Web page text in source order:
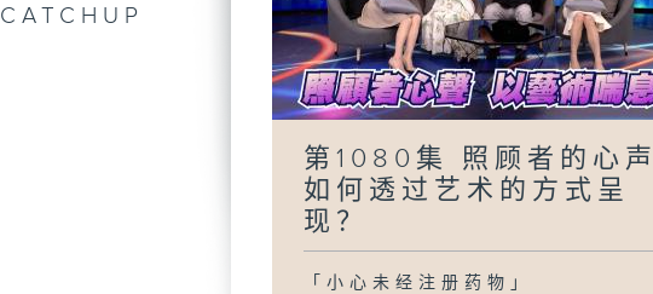
CATCHUP
第1080集 照顾者的心声
如何透过艺术的方式呈
现？
「小心未经注册药物」